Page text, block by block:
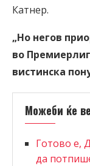
Катнер.
„Но негов
во
вистинска
Можеби ќе
Готово е,
да